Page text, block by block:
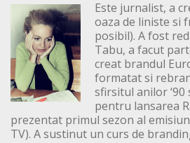
Este jurnalist, a
oaza de liniste si
posibil). A fost
Tabu, a facut
creat brandul
formatat si
sfirsitul anilor
pentru lansarea
prezentat primul sezon al
TV). A sustinut un curs de